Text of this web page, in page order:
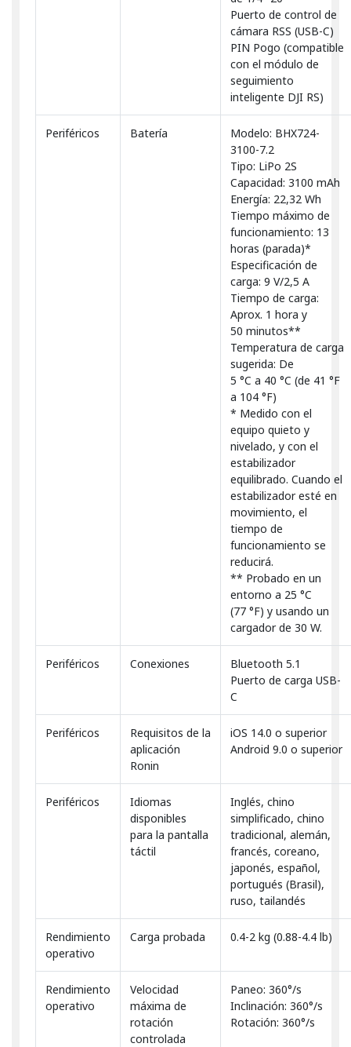
Puerto de control de
cámara RSS (USB-C)
PIN Pogo (compatible
con el módulo de
seguimiento
inteligente DJI RS)
Periféricos Batería
Modelo: BHX724-
3100-7.2
Tipo: LiPo 2S
Capacidad: 3100 mAh
Energía: 22,32 Wh
Tiempo máximo de
funcionamiento: 13
horas (parada)*
Especificación de
carga: 9 V/2,5 A
Tiempo de carga:
Aprox. 1 hora y
50 minutos**
Temperatura de carga
sugerida: De
5 °C a 40 °C (de 41 °F
a 104 °F)
* Medido con el
equipo quieto y
nivelado, y con el
estabilizador
equilibrado. Cuando el
estabilizador esté en
movimiento, el
tiempo de
funcionamiento se
reducirá.
** Probado en un
entorno a 25 °C
(77 °F) y usando un
cargador de 30 W.
Periféricos Conexiones
Bluetooth 5.1
Puerto de carga USB-
C
Periféricos
Requisitos de la
aplicación
Ronin
iOS 14.0 o superior
Android 9.0 o superior
Periféricos
Idiomas
disponibles
para la pantalla
táctil
Inglés, chino
simplificado, chino
tradicional, alemán,
francés, coreano,
japonés, español,
portugués (Brasil),
ruso, tailandés
Rendimiento
operativo
Carga probada 0.4-2 kg (0.88-4.4 lb)
Rendimiento
operativo
Velocidad
máxima de
rotación
controlada
Paneo: 360°/s
Inclinación: 360°/s
Rotación: 360°/s